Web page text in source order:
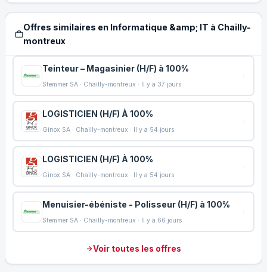
Offres similaires en Informatique &amp; IT à Chailly-
montreux
Teinteur – Magasinier (H/F) à 100%
Stemmer SA · Chailly-montreux · Il y a 37 jours
LOGISTICIEN (H/F) À 100%
Ginox SA · Chailly-montreux · Il y a 54 jours
LOGISTICIEN (H/F) À 100%
Ginox SA · Chailly-montreux · Il y a 54 jours
Menuisier-ébéniste - Polisseur (H/F) à 100%
Stemmer SA · Chailly-montreux · Il y a 66 jours
Voir toutes les offres